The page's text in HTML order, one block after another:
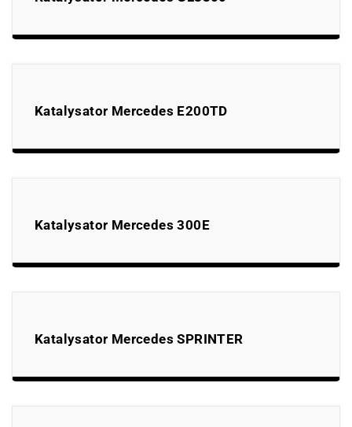
Katalysator Mercedes E200TD
Katalysator Mercedes 300E
Katalysator Mercedes SPRINTER